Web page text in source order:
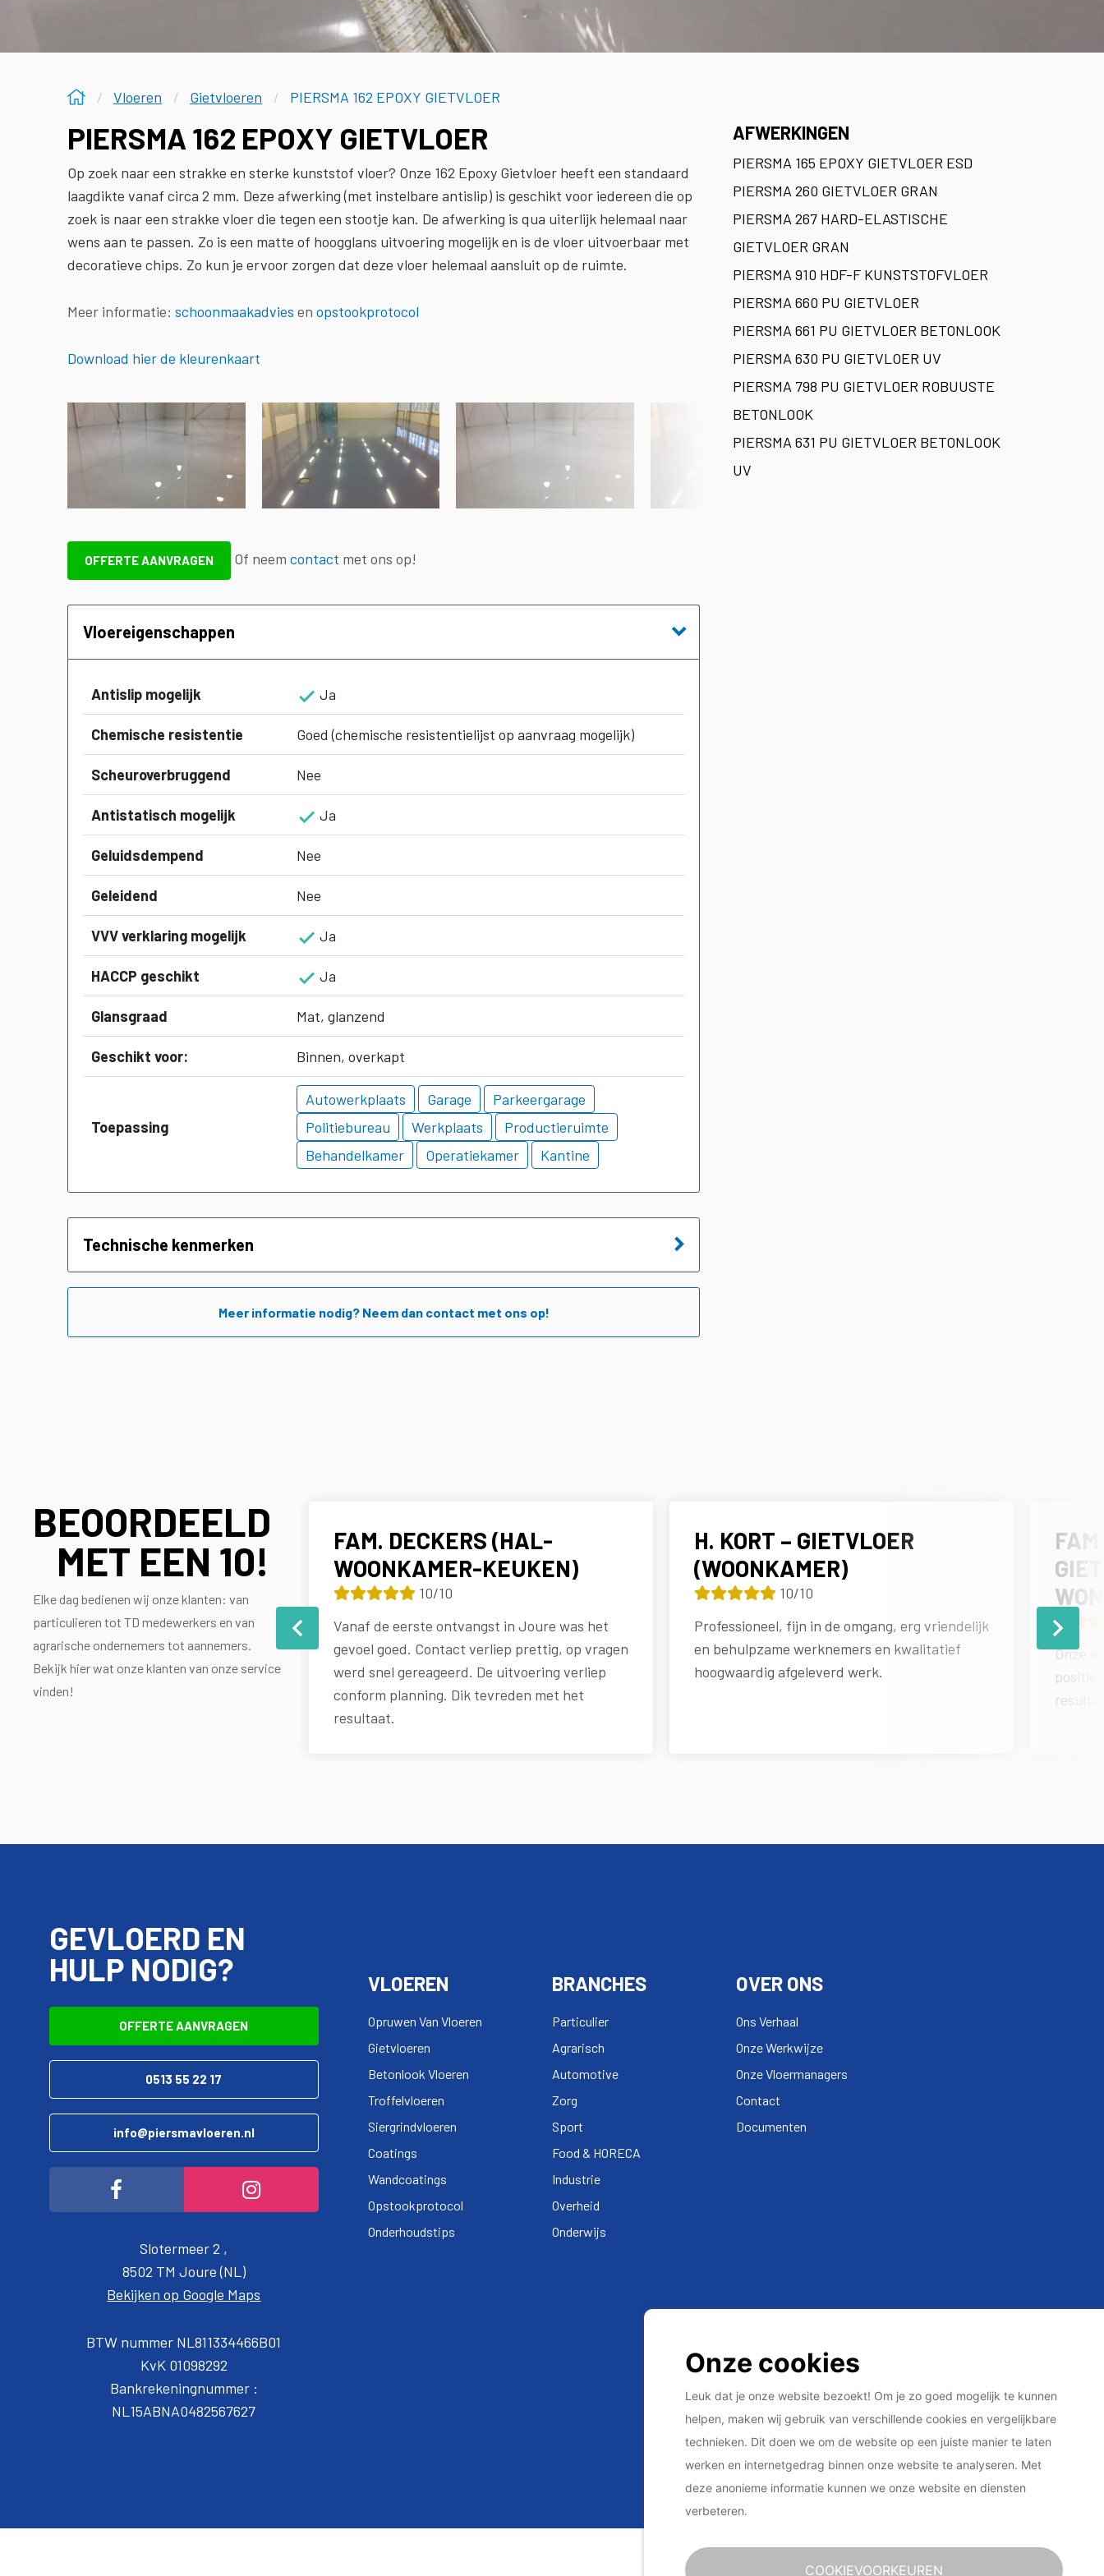
Vloeren Gietvloeren PIERSMA 162 EPOXY GIETVLOER
PIERSMA 162 EPOXY GIETVLOER
Op zoek naar een strakke en sterke kunststof vloer? Onze 162 Epoxy Gietvloer heeft een standaard
laagdikte vanaf circa 2 mm. Deze afwerking (met instelbare antislip) is geschikt voor iedereen die op
zoek is naar een strakke vloer die tegen een stootje kan. De afwerking is qua uiterlijk helemaal naar
wens aan te passen. Zo is een matte of hoogglans uitvoering mogelijk en is de vloer uitvoerbaar met
decoratieve chips. Zo kun je ervoor zorgen dat deze vloer helemaal aansluit op de ruimte.
Meer informatie: schoonmaakadvies en opstookprotocol
Download hier de kleurenkaart
OFFERTE AANVRAGEN Of neem contact met ons op!
Vloereigenschappen
Antislip mogelijk Ja
Chemische resistentie Goed (chemische resistentielijst op aanvraag mogelijk)
Scheuroverbruggend Nee
Antistatisch mogelijk Ja
Geluidsdempend Nee
Geleidend Nee
VVV verklaring mogelijk Ja
HACCP geschikt Ja
Glansgraad Mat, glanzend
Geschikt voor: Binnen, overkapt
Toepassing
Autowerkplaats Garage
Parkeergarage
Politiebureau
Werkplaats
Productieruimte
Behandelkamer
Operatiekamer Kantine
Technische kenmerken
Meer informatie nodig? Neem dan contact met ons op!
AFWERKINGEN
PIERSMA 165 EPOXY GIETVLOER ESD
PIERSMA 260 GIETVLOER GRAN
PIERSMA 267 HARD-ELASTISCHE
GIETVLOER GRAN
PIERSMA 910 HDF-F KUNSTSTOFVLOER
PIERSMA 660 PU GIETVLOER
PIERSMA 661 PU GIETVLOER BETONLOOK
PIERSMA 630 PU GIETVLOER UV
PIERSMA 798 PU GIETVLOER ROBUUSTE
BETONLOOK
PIERSMA 631 PU GIETVLOER BETONLOOK
UV
BEOORDEELD
MET EEN 10!
Elke dag bedienen wij onze klanten: van
particulieren tot TD medewerkers en van
agrarische ondernemers tot aannemers.
Bekijk hier wat onze klanten van onze service
vinden!
(ROUVEEN)
10/10
advies op voorhand wat daarna (voor
voergangen en robot ruimte) fantastisch
Alles in goed overleg en
met de boer.
FAM. DECKERS (HAL-
WOONKAMER-KEUKEN)
10/10
Vanaf de eerste ontvangst in Joure was het
gevoel goed. Contact verliep prettig, op vragen
werd snel gereageerd. De uitvoering verliep
conform planning. Dik tevreden met het
resultaat.
H. KORT – GIETVLOER
(WOONKAMER)
10/10
Professioneel, fijn in de omgang, erg vriendelijk
en behulpzame werknemers en kwalitatief
hoogwaardig afgeleverd werk.
Onze
GEVLOERD EN
HULP NODIG?
OFFERTE AANVRAGEN
0513 55 22 17
info@piersmavloeren.nl
Slotermeer 2 ,
8502 TM Joure (NL)
Bekijken op Google Maps
BTW nummer NL811334466B01
KvK 01098292
Bankrekeningnummer :
NL15ABNA0482567627
VLOEREN
Opruwen Van Vloeren
Gietvloeren
Betonlook Vloeren
Troffelvloeren
Siergrindvloeren
Coatings
Wandcoatings
Opstookprotocol
Onderhoudstips
BRANCHES
Particulier
Agrarisch
Automotive
Zorg
Sport
Food & HORECA
Industrie
Overheid
Onderwijs
OVER ONS
Ons Verhaal
Onze Werkwijze
Onze Vloermanagers
Contact
Documenten
Onze cookies
Leuk dat je onze website bezoekt! Om je zo goed mogelijk te kunnen
helpen, maken wij gebruik van verschillende cookies en vergelijkbare
technieken. Dit doen we om de website op een juiste manier te laten
werken en internetgedrag binnen onze website te analyseren. Met
deze anonieme informatie kunnen we onze website en diensten
verbeteren.
COOKIEVOORKEUREN